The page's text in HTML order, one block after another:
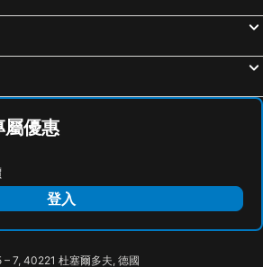
B7
台北大倉久和大飯店
Les Suites Taipei - Da An
宜蘭礁溪溫泉公園
捷運忠孝新生站
台北國父紀念館
屬優惠
登入
7, 40221 杜塞爾多夫, 德國